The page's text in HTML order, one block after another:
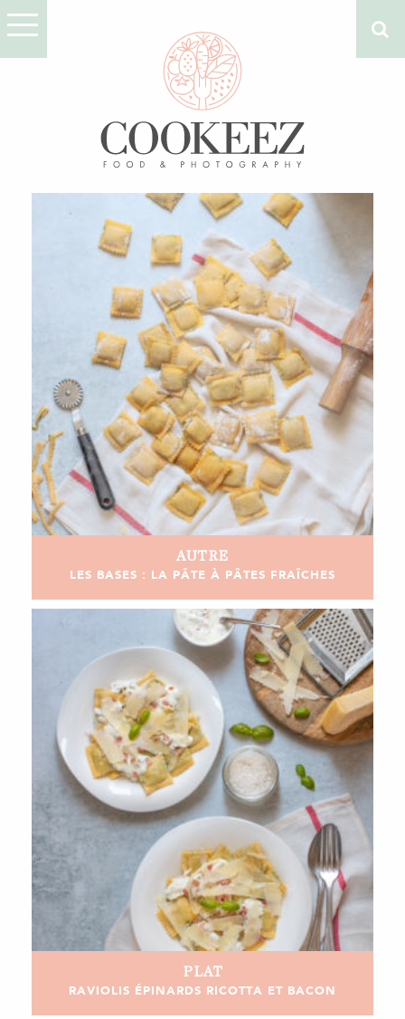
AUTRE
LES BASES : LA PÂTE À PÂTES FRAÎCHES
PLAT
RAVIOLIS ÉPINARDS RICOTTA ET BACON